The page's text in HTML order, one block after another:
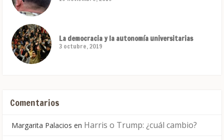
La democracia y la autonomía universitarias
3 octubre, 2019
Comentarios
Margarita Palacios en Harris o Trump: ¿cuál cambio?